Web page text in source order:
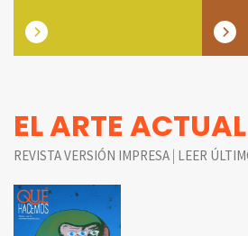
EL ARTE ACTUAL
REVISTA VERSIÓN IMPRESA | LEER